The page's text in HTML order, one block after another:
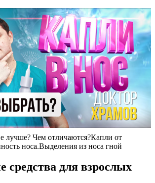
лучше? Чем отличаются?Капли от
носа.Выделения из носа гной
средства для взрослых